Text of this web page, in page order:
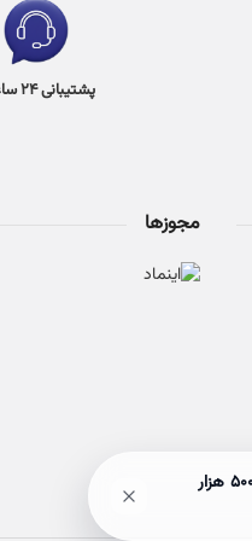
پشتیبانی 24 ساعته
مجوزها
🎉 حراج ۵۰٪ آخر هفته! با خرید بالای 3 میلیون تومان، هم ارسالت رایگان میشه، هم وارد قرعه‌کشی بن ۵۰۰ هزار